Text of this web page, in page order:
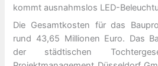
kommt ausnahmslos LED-
Die Gesamtkosten für das
rund 43,65 Millionen Euro. Das
der städtischen